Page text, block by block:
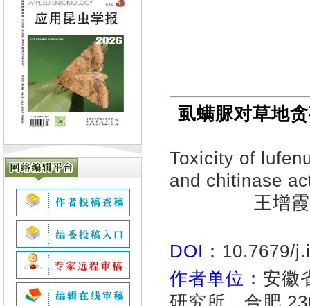
虱螨脲对草地
Toxicity of
and chitinase
王增
DOI： 10.7679/
作者单位： 安徽
研究所，合肥